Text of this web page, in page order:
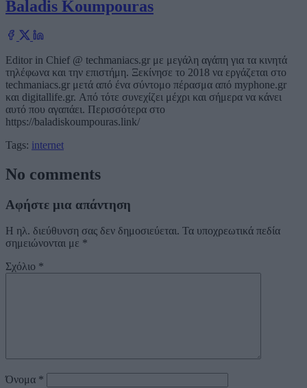
Baladis Koumpouras
Editor in Chief @ techmaniacs.gr με μεγάλη αγάπη για τα κινητά
τηλέφωνα και την επιστήμη. Ξεκίνησε το 2018 να εργάζεται στο
techmaniacs.gr μετά από ένα σύντομο πέρασμα από myphone.gr
και digitallife.gr. Από τότε συνεχίζει μέχρι και σήμερα να κάνει
αυτό που αγαπάει. Περισσότερα στο
https://baladiskoumpouras.link/
Tags: internet
No comments
Αφήστε μια απάντηση
Η ηλ. διεύθυνση σας δεν δημοσιεύεται. Τα υποχρεωτικά πεδία
σημειώνονται με *
Σχόλιο *
Όνομα *